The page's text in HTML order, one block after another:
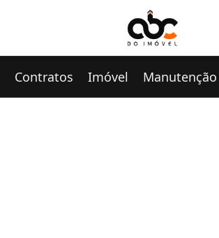
Contratos Imóvel Manutenção